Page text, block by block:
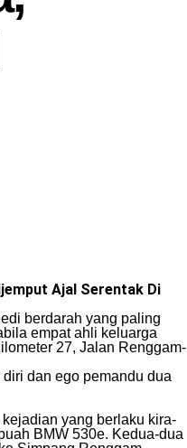
Ajal Serentak Di
berdarah yang paling
empat ahli keluarga
27, Jalan Renggam-
dan ego pemandu dua
yang berlaku kira-
BMW 530e. Kedua-dua